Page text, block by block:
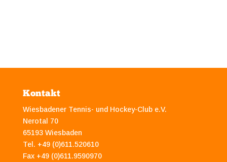
Kontakt
Wiesbadener Tennis- und Hockey-Club e.V.
Nerotal 70
65193 Wiesbaden
Tel. +49 (0)611.520610
Fax +49 (0)611.9590970